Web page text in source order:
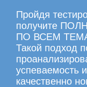
Пройдя
получите
ПО ВСЕМ
Такой подход
успеваемость
качественно